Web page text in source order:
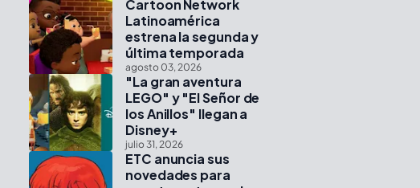
Cartoon Network
Latinoamérica
estrena la segunda y
última temporada
agosto 03, 2026
"La gran aventura
LEGO" y "El Señor de
los Anillos" llegan a
Disney+
julio 31, 2026
ETC anuncia sus
novedades para